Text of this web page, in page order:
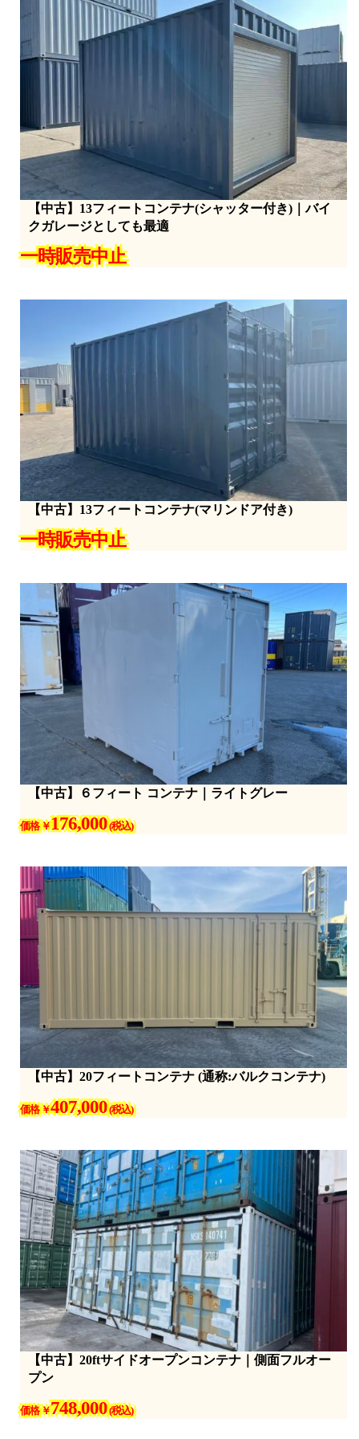
【中古】13フィートコンテナ(シャッター付き)｜バイ
クガレージとしても最適
一時販売中止
【中古】13フィートコンテナ(マリンドア付き)
一時販売中止
【中古】６フィート コンテナ｜ライトグレー
価格 ￥176,000(税込)
【中古】20フィートコンテナ (通称:バルクコンテナ)
価格 ￥407,000(税込)
【中古】20ftサイドオープンコンテナ｜側面フルオー
プン
価格 ￥748,000(税込)